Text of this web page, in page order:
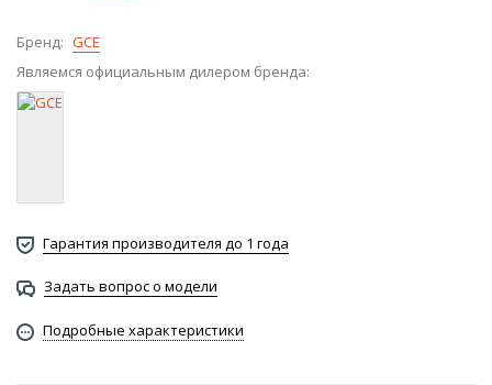
Бренд: GCE
Являемся официальным дилером бренда:
Гарантия производителя до 1 года
Задать вопрос о модели
Подробные характеристики